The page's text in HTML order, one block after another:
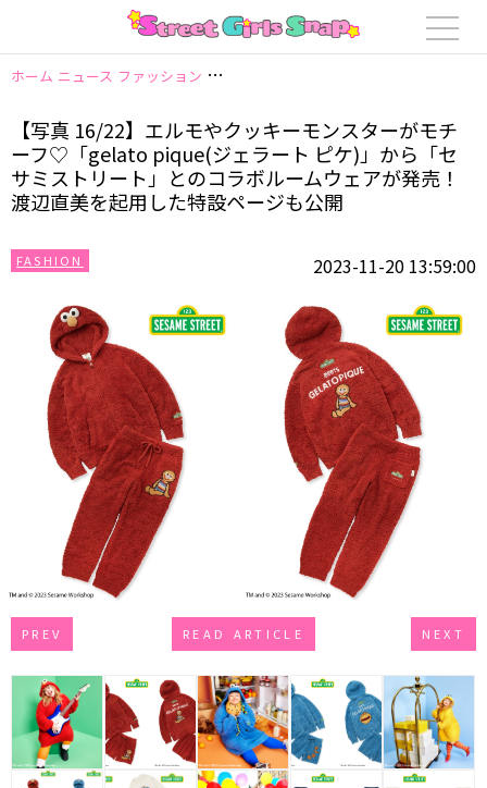
ホーム ニュース ファッション 【写真 16/22】エルモやクッキーモンスタ
【写真 16/22】エルモやクッキーモンスターがモチ
ーフ♡「gelato pique(ジェラート ピケ)」から「セ
サミストリート」とのコラボルームウェアが発売！
渡辺直美を起用した特設ページも公開
FASHION 2023-11-20 13:59:00
PREV READ ARTICLE NEXT